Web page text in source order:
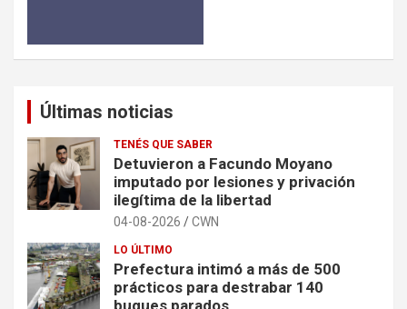
Últimas noticias
TENÉS QUE SABER
Detuvieron a Facundo Moyano
imputado por lesiones y privación
ilegítima de la libertad
04-08-2026 CWN
LO ÚLTIMO
Prefectura intimó a más de 500
prácticos para destrabar 140